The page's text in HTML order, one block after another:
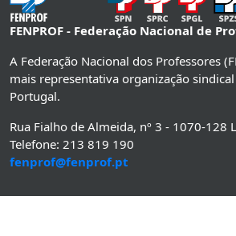
FENPROF - Federação Nacional de
A Federação Nacional dos Professores
mais representativa organização
Portugal.
Rua Fialho de Almeida, nº 3 - 1070-128
Telefone: 213 819 190
fenprof@fenprof.pt